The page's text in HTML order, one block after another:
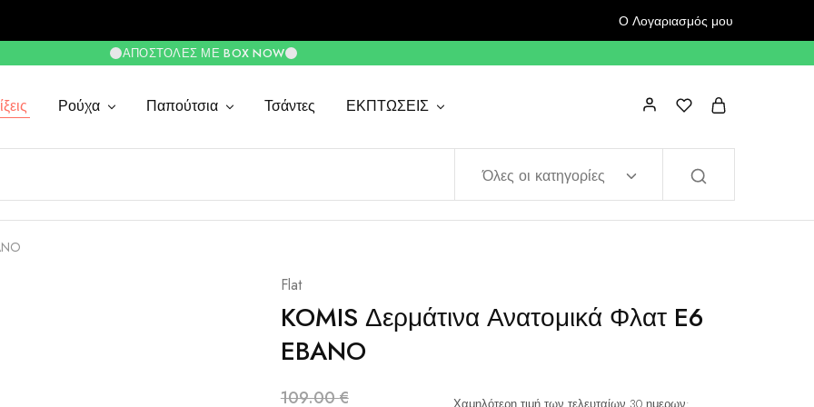
Ο Λογαριασμός μου
ΑΠΟΣΤΟΛΈΣ ΜΕ BOX NOW
Ρούχα Παπούτσια Τσάντες ΕΚΠΤΩΣΕΙΣ
Όλες οι κατηγορίες
Flat
KOMIS Δερμάτινα Ανατομικά Φλατ E6
EBANO
109.00€